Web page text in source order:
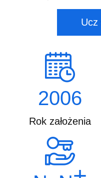
Ucz
2006
Rok założenia